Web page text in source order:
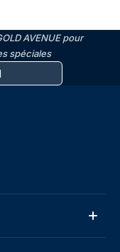
AVENUE pour
spéciales